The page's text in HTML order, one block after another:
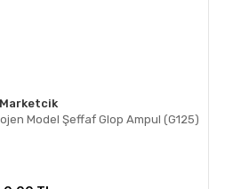
Marketcik
Model Şeffaf Glop Ampul (G125)